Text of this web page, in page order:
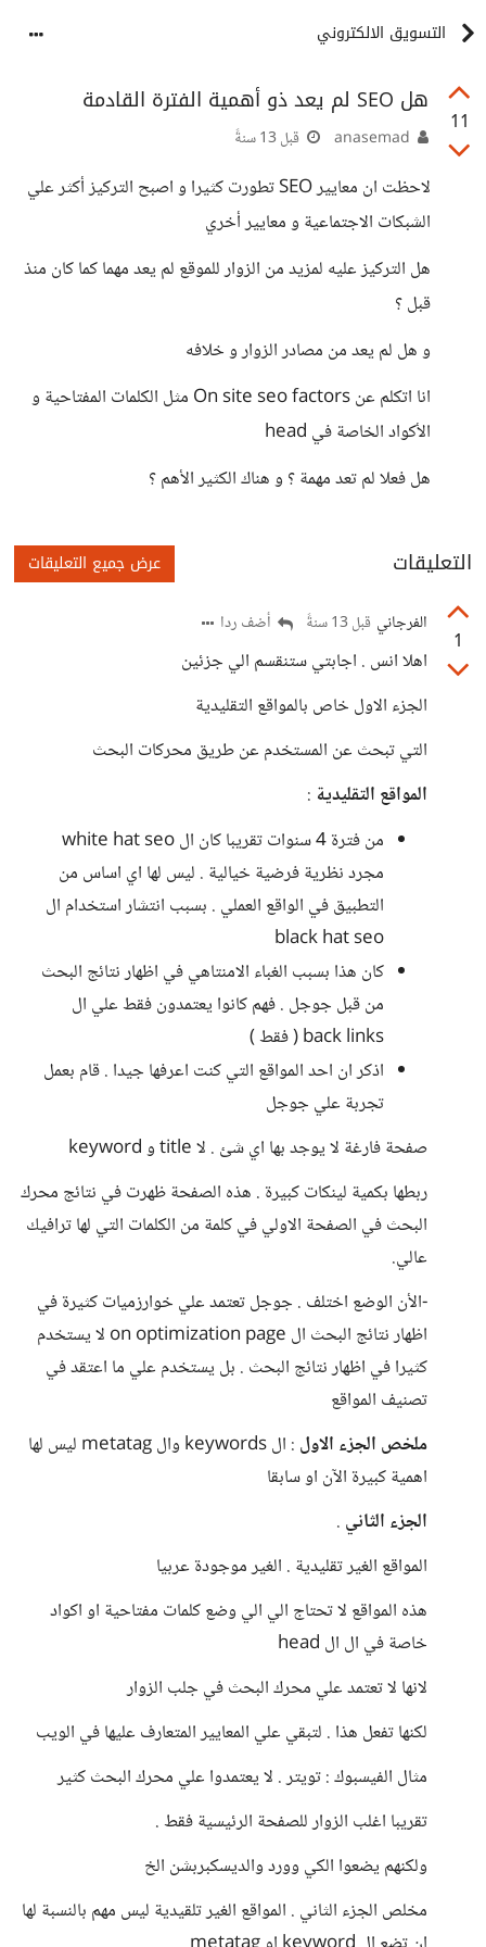
التسويق الالكتروني
11
هل SEO لم يعد ذو أهمية الفترة القادمة
قبل 13 سنةً
لاحظت ان معايير SEO تطورت كثيرا و اصبح التركيز أكثر علي
الشبكات الاجتماعية و معايير أخري
هل التركيز عليه لمزيد من الزوار للموقع لم يعد مهما كما كان منذ
قبل ؟
و هل لم يعد من مصادر الزوار و خلافه
انا اتكلم عن On site seo factors مثل الكلمات المفتاحية و
الأكواد الخاصة في head
هل فعلا لم تعد مهمة ؟ و هناك الكثير الأهم ؟
التعليقات عرض جميع التعليقات
1
الفرجاني قبل 13 سنةً أضف ردا
اهلا انس . اجابتي ستنقسم الي جزئين
الجزء الاول خاص بالمواقع التقليدية
التي تبحث عن المستخدم عن طريق محركات البحث
المواقع التقليدية :
من فترة 4 سنوات تقريبا كان ال white hat seo
مجرد نظرية فرضية خيالية . ليس لها اي اساس من
التطبيق في الواقع العملي . بسبب انتشار استخدام ال
black hat seo
كان هذا بسبب الغباء الامنتاهي في اظهار نتائج البحث
من قبل جوجل . فهم كانوا يعتمدون فقط علي ال
back links ( فقط )
اذكر ان احد المواقع التي كنت اعرفها جيدا . قام بعمل
تجربة علي جوجل
صفحة فارغة لا يوجد بها اي شئ . لا title و keyword
ربطها بكمية لينكات كبيرة . هذه الصفحة ظهرت في نتائج محرك
البحث في الصفحة الاولي في كلمة من الكلمات التي لها ترافيك
عالي.
-الأن الوضع اختلف . جوجل تعتمد علي خوارزميات كثيرة في
اظهار نتائج البحث ال on optimization page لا يستخدم
كثيرا في اظهار نتائج البحث . بل يستخدم علي ما اعتقد في
تصنيف المواقع
ملخص الجزء الاول
: ال keywords وال metatag ليس لها
اهمية كبيرة الآن او سابقا
الجزء الثاني .
المواقع الغير تقليدية . الغير موجودة عربيا
هذه المواقع لا تحتاج الي الي وضع كلمات مفتاحية او اكواد
خاصة في ال ال head
لانها لا تعتمد علي محرك البحث في جلب الزوار
لكنها تفعل هذا . لتبقي علي المعايير المتعارف عليها في الويب
مثال الفيسبوك : تويتر . لا يعتمدوا علي محرك البحث كثير
تقريبا اغلب الزوار للصفحة الرئيسية فقط .
ولكنهم يضعوا الكي وورد والديسكبربشن الخ
مخلص الجزء الثاني . المواقع الغير تلقيدية ليس مهم بالنسبة لها